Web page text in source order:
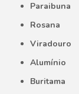
Paraibuna
Rosana
Viradouro
Alumínio
Buritama